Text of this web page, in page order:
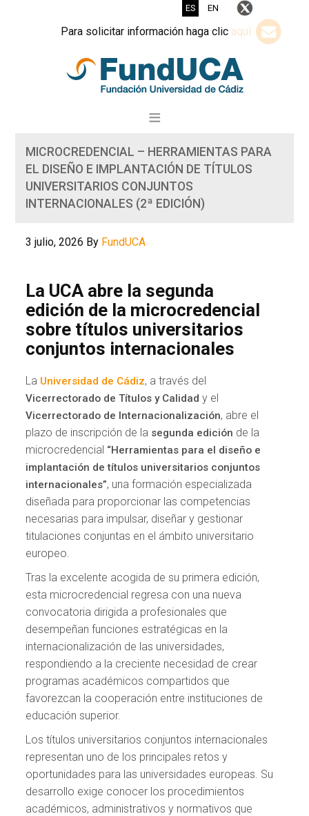
ES EN
Para solicitar información haga clic aquí
MICROCREDENCIAL – HERRAMIENTAS PARA
EL DISEÑO E IMPLANTACIÓN DE TÍTULOS
UNIVERSITARIOS CONJUNTOS
INTERNACIONALES (2ª EDICIÓN)
3 julio, 2026 By FundUCA
La UCA abre la segunda
edición de la microcredencial
sobre títulos universitarios
conjuntos internacionales
La Universidad de Cádiz, a través del
Vicerrectorado de Títulos y Calidad y el
Vicerrectorado de Internacionalización, abre el
plazo de inscripción de la segunda edición de la
microcredencial “Herramientas para el diseño e
implantación de títulos universitarios conjuntos
internacionales”, una formación especializada
diseñada para proporcionar las competencias
necesarias para impulsar, diseñar y gestionar
titulaciones conjuntas en el ámbito universitario
europeo.
Tras la excelente acogida de su primera edición,
esta microcredencial regresa con una nueva
convocatoria dirigida a profesionales que
desempeñan funciones estratégicas en la
internacionalización de las universidades,
respondiendo a la creciente necesidad de crear
programas académicos compartidos que
favorezcan la cooperación entre instituciones de
educación superior.
Los títulos universitarios conjuntos internacionales
representan uno de los principales retos y
oportunidades para las universidades europeas. Su
desarrollo exige conocer los procedimientos
académicos, administrativos y normativos que